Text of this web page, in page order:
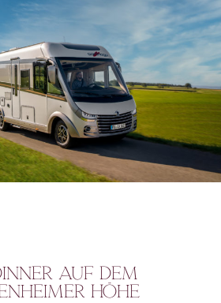
auf dem
Höhe